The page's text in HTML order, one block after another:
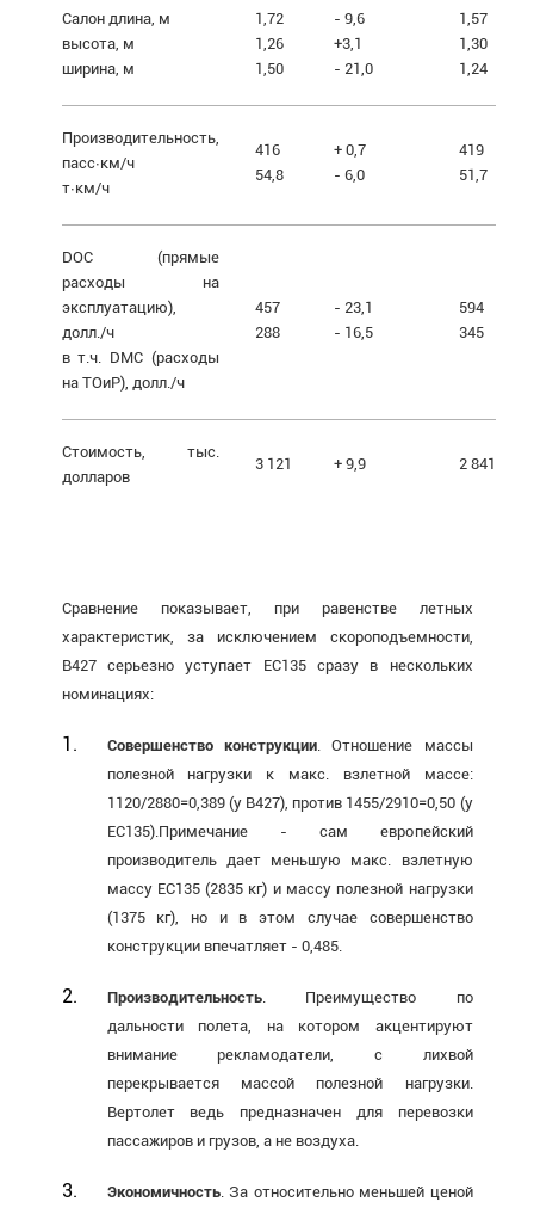
Салон длина, м
высота, м
ширина, м
1,72
1,26
1,50
- 9,6
+3,1
- 21,0
1,57
1,30
1,24
Производительность,
пасс∙км/ч
т∙км/ч
416
54,8
+ 0,7
- 6,0
419
51,7
DOC (прямые
расходы на
эксплуатацию),
долл./ч
в т.ч. DMC (расходы
на ТОиР), долл./ч
457
288
- 23,1
- 16,5
594
345
Стоимость, тыс.
долларов
3 121 + 9,9 2 841
Сравнение показывает, при равенстве летных
характеристик, за исключением скороподъемности,
В427 серьезно уступает ЕС135 сразу в нескольких
номинациях:
Совершенство конструкции. Отношение массы
полезной нагрузки к макс. взлетной массе:
1120/2880=0,389 (у В427), против 1455/2910=0,50 (у
ЕС135).Примечание - сам европейский
производитель дает меньшую макс. взлетную
массу ЕС135 (2835 кг) и массу полезной нагрузки
(1375 кг), но и в этом случае совершенство
конструкции впечатляет - 0,485.
Производительность. Преимущество по
дальности полета, на котором акцентируют
внимание рекламодатели, с лихвой
перекрывается массой полезной нагрузки.
Вертолет ведь предназначен для перевозки
пассажиров и грузов, а не воздуха.
Экономичность. За относительно меньшей ценой